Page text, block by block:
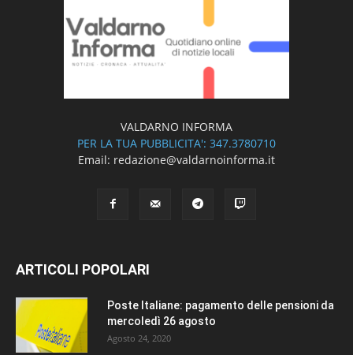
VALDARNO INFORMA
PER LA TUA PUBBLICITA': 347.3780710
Email: redazione@valdarnoinforma.it
ARTICOLI POPOLARI
Poste Italiane: pagamento delle pensioni da
mercoledì 26 agosto
Agosto 24, 2020